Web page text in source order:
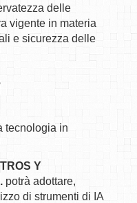
delle
vigente in materia
e sicurezza delle
tecnologia in
Y
potrà adottare,
di strumenti di IA